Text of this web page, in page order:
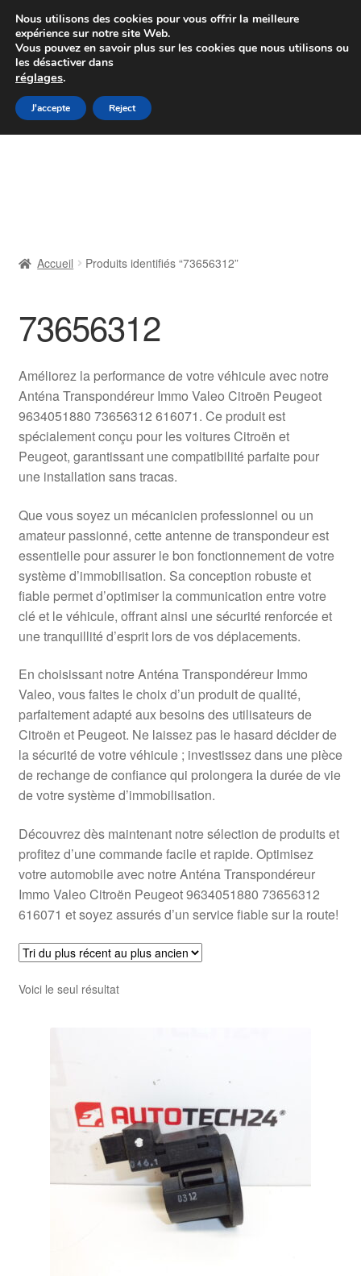
Colissimo livraison à partir de 7 EUR
Du lundi au vendredi de 9 h à 16 h
Aller
à
Aller
au
Livraison
Livraison internationale
Mon compte
Paiements
Plainte
Politique de confidentialité
Procédure de Réclamation
Termes et conditions
Accueil Produits identifiés “73656312”
73656312
Améliorez la performance de votre véhicule avec notre
Anténa Transpondéreur Immo Valeo Citroën Peugeot
9634051880 73656312 616071. Ce produit est
spécialement conçu pour les voitures Citroën et
Peugeot, garantissant une compatibilité parfaite pour
une installation sans tracas.
Que vous soyez un mécanicien professionnel ou un
amateur passionné, cette antenne de transpondeur est
essentielle pour assurer le bon fonctionnement de votre
système d’immobilisation. Sa conception robuste et
fiable permet d’optimiser la communication entre votre
clé et le véhicule, offrant ainsi une sécurité renforcée et
une tranquillité d’esprit lors de vos déplacements.
En choisissant notre Anténa Transpondéreur Immo
Valeo, vous faites le choix d’un produit de qualité,
parfaitement adapté aux besoins des utilisateurs de
Citroën et Peugeot. Ne laissez pas le hasard décider de
la sécurité de votre véhicule ; investissez dans une pièce
de rechange de confiance qui prolongera la durée de vie
de votre système d’immobilisation.
Découvrez dès maintenant notre sélection de produits et
profitez d’une commande facile et rapide. Optimisez
votre automobile avec notre Anténa Transpondéreur
Immo Valeo Citroën Peugeot 9634051880 73656312
616071 et soyez assurés d’un service fiable sur la route!
Voici le seul résultat
Nous utilisons des cookies pour vous offrir la meilleure
expérience sur notre site Web.
Vous pouvez en savoir plus sur les cookies que nous utilisons ou
les désactiver dans
réglages.
J'accepte Reject